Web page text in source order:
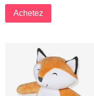
Achetez